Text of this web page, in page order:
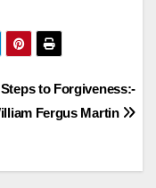
to Forgiveness:-
Fergus Martin